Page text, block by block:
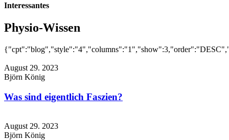
Interessantes
Physio-Wissen
August 29. 2023
Björn König
Was sind eigentlich Faszien?
August 29. 2023
Björn König